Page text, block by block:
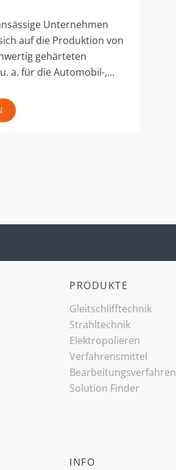
Unternehmen
auf die Produktion von
gehärteten
a. für die Automobil-,…
PRODUKTE
Gleitschlifftechnik
Strahltechnik
Elektropolieren
Verfahrensmittel
Bearbeitungsverfahren
Solution Finder
INFO